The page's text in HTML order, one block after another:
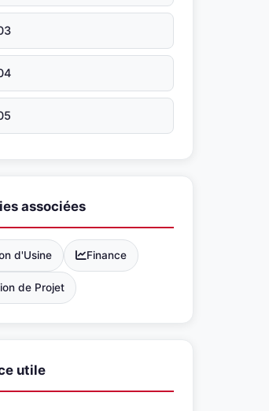
associées
d'Usine Finance
de Projet
utile